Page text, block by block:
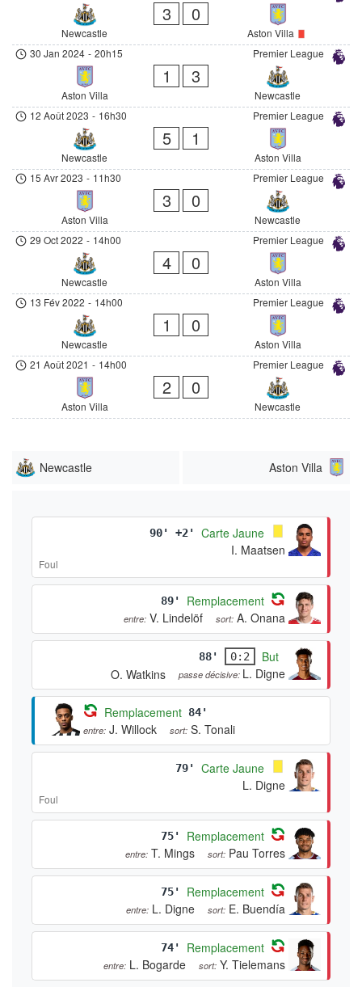
Newcastle
3 0
Aston Villa
Premier League
30 Jan 2024 - 20h15
Aston Villa
1 3
Newcastle
Premier League
12 Août 2023 - 16h30
Newcastle
5 1
Aston Villa
Premier League
15 Avr 2023 - 11h30
Aston Villa
3 0
Newcastle
Premier League
29 Oct 2022 - 14h00
Newcastle
4 0
Aston Villa
Premier League
13 Fév 2022 - 14h00
Newcastle
1 0
Aston Villa
Premier League
21 Août 2021 - 14h00
Aston Villa
2 0
Newcastle
Newcastle Aston Villa
90' +2'
Carte Jaune
I. Maatsen
Foul
89' Remplacement
entre: V. Lindelöf sort: A. Onana
88' 0:2
But
O. Watkins
passe décisive: L. Digne
Remplacement 84'
entre: J. Willock sort: S. Tonali
79'
Carte Jaune
L. Digne
Foul
75' Remplacement
entre: T. Mings sort: Pau Torres
75' Remplacement
entre: L. Digne sort: E. Buendía
74' Remplacement
entre: L. Bogarde sort: Y. Tielemans